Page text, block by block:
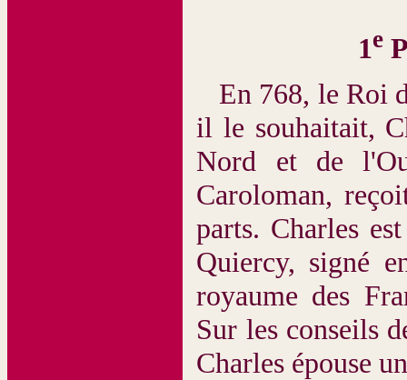
1e
En 768, le Roi
il le souhaitait,
Nord et de
Caroloman,
parts. Charles
Quiercy, signé
royaume des
Sur les conseils
Charles épouse